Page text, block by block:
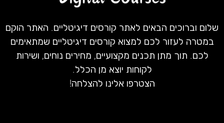
שלום וברוכים הבאים לאתר קורסים דיגיטליים. האתר הוקם
במטרה לעזור לכם למצוא קורסים דיגיטליים שמתאימים
לכם. תוך מתן תכנים מקצועיים, מחירים נוחים, ושירות
לקוחות יוצא מן הכלל.
הצטרפו אלינו להצלחה!